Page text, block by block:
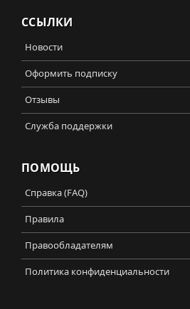
ССЫЛКИ
Новости
Оформить подписку
Отзывы
Служба поддержки
ПОМОЩЬ
Справка (FAQ)
Правила
Правообладателям
Политика конфиденциальности